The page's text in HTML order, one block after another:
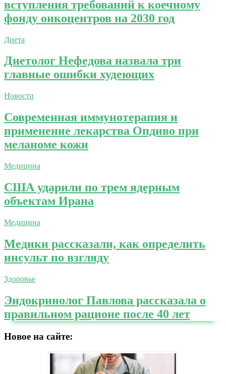
вступления требований к коечному
фонду онкоцентров на 2030 год
Диета
Диетолог Нефедова назвала три
главные ошибки худеющих
Новости
Современная иммунотерапия и
применение лекарства Опдиво при
меланоме кожи
Медицина
США ударили по трем ядерным
объектам Ирана
Медицина
Медики рассказали, как определить
инсульт по взгляду
Здоровье
Эндокринолог Павлова рассказала о
правильном рационе после 40 лет
Новое на сайте: